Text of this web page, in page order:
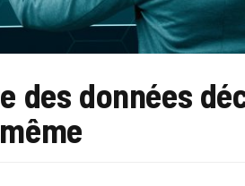
des données